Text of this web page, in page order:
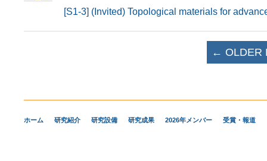
[S1-3] (Invited) Topological materials for
← OLDER
ホーム 研究紹介 研究設備 研究成果 2026年メンバー 受賞・報道